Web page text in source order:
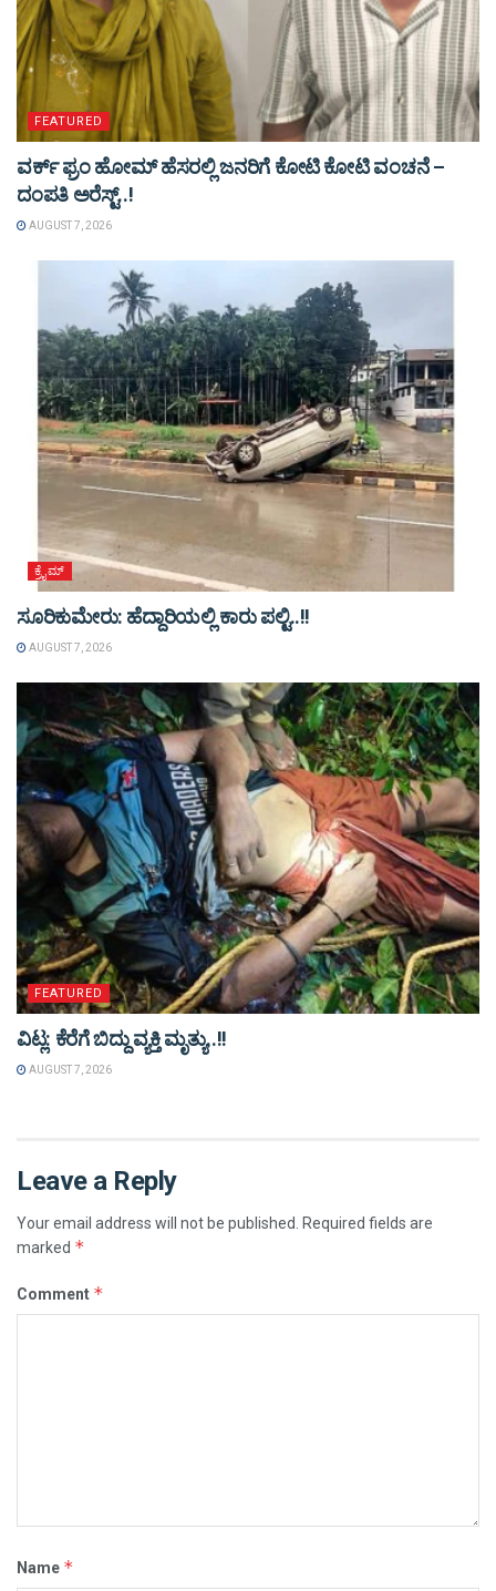
FEATURED
ವರ್ಕ್ ಫ್ರಂ ಹೋಮ್ ಹೆಸರಲ್ಲಿ ಜನರಿಗೆ ಕೋಟಿ ಕೋಟಿ ವಂಚನೆ –
ದಂಪತಿ ಅರೆಸ್ಟ್..!
AUGUST 7, 2026
ಕ್ರೈಮ್
ಸೂರಿಕುಮೇರು: ಹೆದ್ದಾರಿಯಲ್ಲಿ ಕಾರು ಪಲ್ಟಿ..!!
AUGUST 7, 2026
FEATURED
ವಿಟ್ಲ: ಕೆರೆಗೆ ಬಿದ್ದು ವ್ಯಕ್ತಿ ಮೃತ್ಯು..!!
AUGUST 7, 2026
Leave a Reply
Your email address will not be published. Required fields are
marked *
Comment *
Name *